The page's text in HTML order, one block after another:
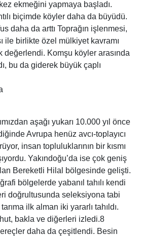
ekmeğini yapmaya başladı.
biçimde köyler daha da büyüdü.
daha da arttı Toprağın işlenmesi,
ile birlikte özel mülkiyet kavramı
değerlendi. Komşu köyler arasında
bu da giderek büyük çaplı
aşağı yukarı 10.000 yıl önce
Avrupa henüz avcı-toplayıcı
insan topluluklarının bir kısmı
Yakındoğu’da ise çok geniş
Bereketli Hilal bölgesinde gelişti.
bölgelerde yabanıl tahılı kendi
doğrultusunda seleksiyona tabi
ilk alman iki yararlı tahıldı.
bakla ve diğerleri izledi.8
daha da çeşitlendi. Besin